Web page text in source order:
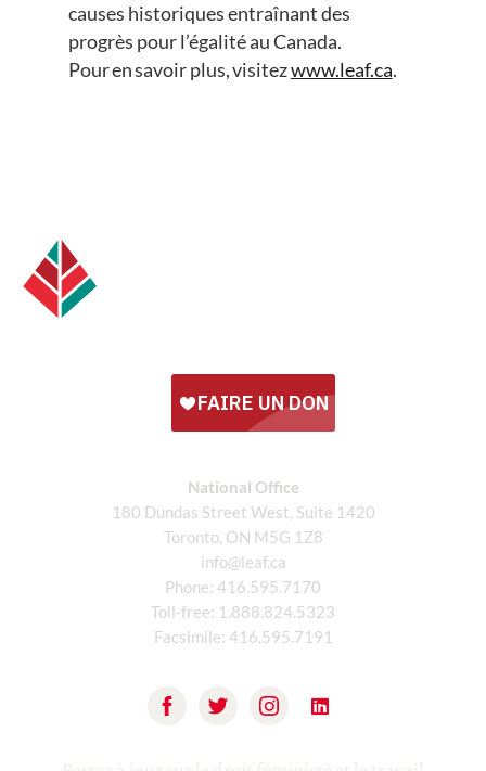
causes historiques entraînant des
progrès pour l’égalité au Canada.
Pour en savoir plus, visitezwww.leaf.ca.
National Office
180 Dundas Street West, Suite 1420
Toronto, ON M5G 1Z8
info@leaf.ca
Phone: 416.595.7170
Toll-free: 1.888.824.5323
Facsimile: 416.595.7191